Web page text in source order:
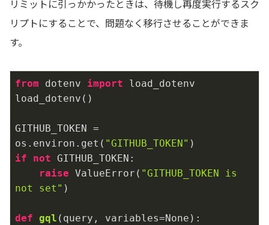
リミットに引っかかったときは、待機し再度実行するスク
リプトにすることで、問題なく移行させることができま
す。
from dotenv import load_dotenv
load_dotenv()
GITHUB_TOKEN =
os.environ.get( "GITHUB_TOKEN"
if
not GITHUB_TOKEN:
raise ValueError( "GITHUB_TOKEN is
not set" )
def gql (query, variables=None) :